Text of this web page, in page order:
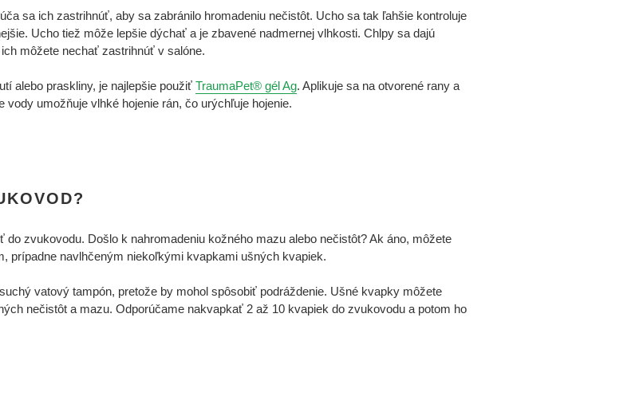
sa ich zastrihnúť, aby sa zabránilo hromadeniu nečistôt. Ucho sa tak ľahšie kontroluje
Ucho tiež môže lepšie dýchať a je zbavené nadmernej vlhkosti. Chlpy sa dajú
môžete nechať zastrihnúť v salóne.
alebo praskliny, je najlepšie použiťTraumaPet® gél Ag. Aplikuje sa na otvorené rany a
umožňuje vlhké hojenie rán, čo urýchľuje hojenie.
zvukovodu. Došlo k nahromadeniu kožného mazu alebo nečistôt? Ak áno, môžete
prípadne navlhčeným niekoľkými kvapkami ušných kvapiek.
vatový tampón, pretože by mohol spôsobiť podráždenie. Ušné kvapky môžete
nečistôt a mazu. Odporúčame nakvapkať 2 až 10 kvapiek do zvukovodu a potom ho